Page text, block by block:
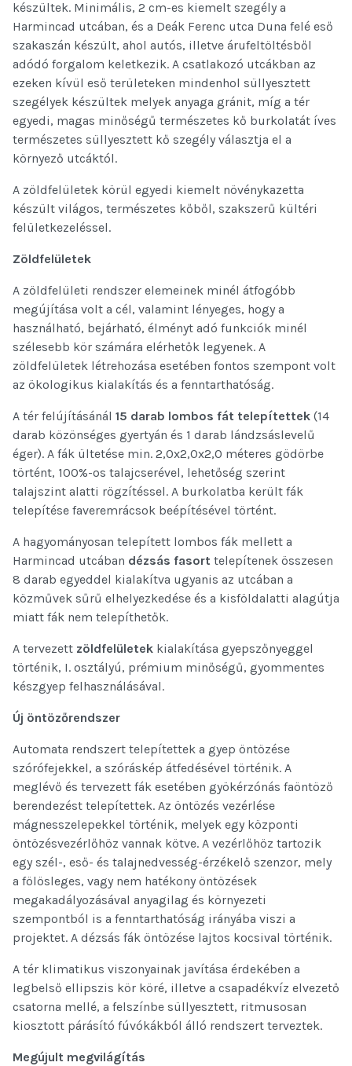
készültek. Minimális, 2 cm-es kiemelt szegély a
Harmincad utcában, és a Deák Ferenc utca Duna felé eső
szakaszán készült, ahol autós, illetve árufeltöltésből
adódó forgalom keletkezik. A csatlakozó utcákban az
ezeken kívül eső területeken mindenhol süllyesztett
szegélyek készültek melyek anyaga gránit, míg a tér
egyedi, magas minőségű természetes kő burkolatát íves
természetes süllyesztett kő szegély választja el a
környező utcáktól.
A zöldfelületek körül egyedi kiemelt növénykazetta
készült világos, természetes kőből, szakszerű kültéri
felületkezeléssel.
Zöldfelületek
A zöldfelületi rendszer elemeinek minél átfogóbb
megújítása volt a cél, valamint lényeges, hogy a
használható, bejárható, élményt adó funkciók minél
szélesebb kör számára elérhetők legyenek. A
zöldfelületek létrehozása esetében fontos szempont volt
az ökologikus kialakítás és a fenntarthatóság.
A tér felújításánál 15 darab lombos fát telepítettek (14
darab közönséges gyertyán és 1 darab lándzsáslevelű
éger). A fák ültetése min. 2,0x2,0x2,0 méteres gödörbe
történt, 100%-os talajcserével, lehetőség szerint
talajszint alatti rögzítéssel. A burkolatba került fák
telepítése faveremrácsok beépítésével történt.
A hagyományosan telepített lombos fák mellett a
Harmincad utcában dézsás fasort telepítenek összesen
8 darab egyeddel kialakítva ugyanis az utcában a
közművek sűrű elhelyezkedése és a kisföldalatti alagútja
miatt fák nem telepíthetők.
A tervezett zöldfelületek kialakítása gyepszőnyeggel
történik, I. osztályú, prémium minőségű, gyommentes
készgyep felhasználásával.
Új öntözőrendszer
Automata rendszert telepítettek a gyep öntözése
szórófejekkel, a szóráskép átfedésével történik. A
meglévő és tervezett fák esetében gyökérzónás faöntöző
berendezést telepítettek. Az öntözés vezérlése
mágnesszelepekkel történik, melyek egy központi
öntözésvezérlőhöz vannak kötve. A vezérlőhöz tartozik
egy szél-, eső- és talajnedvesség-érzékelő szenzor, mely
a fölösleges, vagy nem hatékony öntözések
megakadályozásával anyagilag és környezeti
szempontból is a fenntarthatóság irányába viszi a
projektet. A dézsás fák öntözése lajtos kocsival történik.
A tér klimatikus viszonyainak javítása érdekében a
legbelső ellipszis kör köré, illetve a csapadékvíz elvezető
csatorna mellé, a felszínbe süllyesztett, ritmusosan
kiosztott párásító fúvókákból álló rendszert terveztek.
Megújult megvilágítás